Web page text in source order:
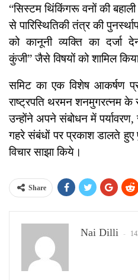
“सिस्टम थिंकिंगरू वनों की
से पारिस्थितिकी तंत्र की
को कानूनी व्यक्ति का दर्जा
कुंजी” जैसे विषयों को शामिल
समिट का एक विशेष आकर्षण
राष्ट्रपति थरमन शनमुगरत्नम
उन्होंने अपने संबोधन में
गहरे संबंधों पर प्रकाश डालते हुए
विचार साझा किये।
Share
Nai Dilli